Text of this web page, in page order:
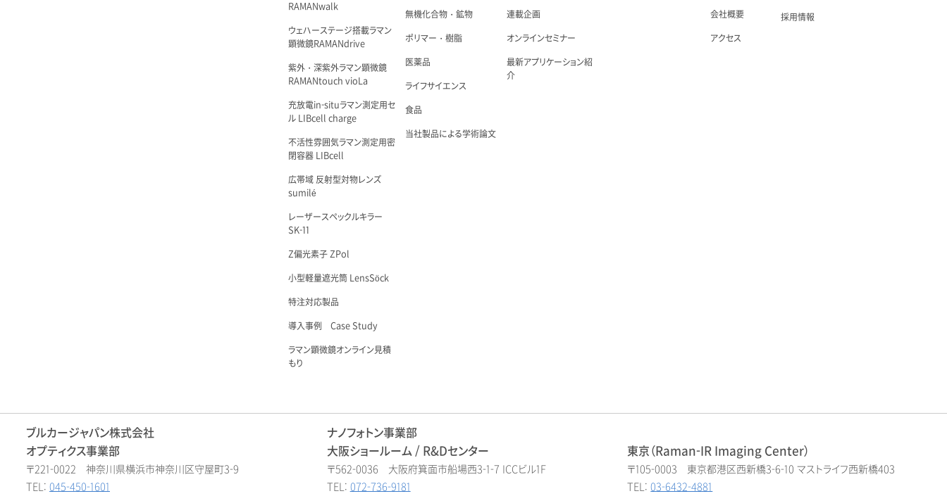
RAMANwalk
ウェハーステージ搭載ラマン
顕微鏡RAMANdrive
紫外・深紫外ラマン顕微鏡
RAMANtouch vioLa
充放電in-situラマン測定用セ
ル LIBcell charge
不活性雰囲気ラマン測定用密
閉容器 LIBcell
広帯域 反射型対物レンズ
sumilé
レーザースペックルキラー
SK-11
Z偏光素子 ZPol
小型軽量遮光筒 LensSöck
特注対応製品
導入事例 Case Study
ラマン顕微鏡オンライン見積
もり
無機化合物・鉱物
ポリマー・樹脂
医薬品
ライフサイエンス
食品
当社製品による学術論文
連載企画
オンラインセミナー
最新アプリケーション紹
介
会社概要
アクセス
採用情報
ブルカージャパン株式会社
オプティクス事業部
〒221-0022 神奈川県横浜市神奈川区守屋町3-9
TEL: 045-450-1601
ナノフォトン事業部
大阪ショールーム / R&Dセンター
〒562-0036 大阪府箕面市船場西3-1-7 ICCビル1F
TEL: 072-736-9181
東京（Raman-IR Imaging Center）
〒105-0003 東京都港区西新橋3-6-10 マストライフ西新橋403
TEL:03-6432-4881